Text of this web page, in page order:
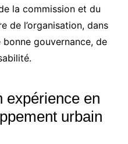
la commission et du
de l’organisation, dans
gouvernance, de
expérience en
urbain